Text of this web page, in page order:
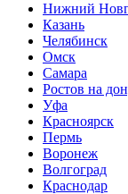
Нижний
Казань
Челябинск
Омск
Самара
Ростов на
Уфа
Красноярск
Пермь
Воронеж
Волгоград
Краснодар